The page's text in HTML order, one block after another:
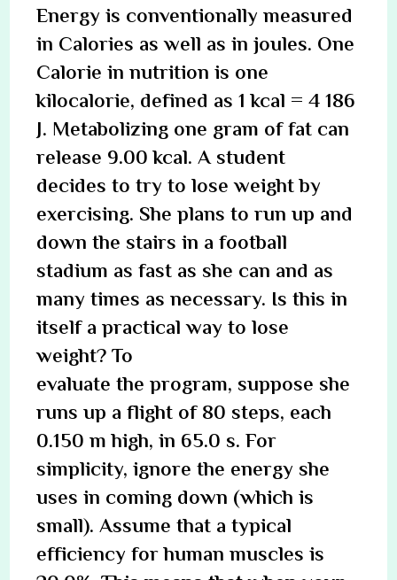
Energy is conventionally measured
in Calories as well as in joules. One
Calorie in nutrition is one
kilocalorie, defined as 1 kcal = 4 186
J. Metabolizing one gram of fat can
release 9.00 kcal. A student
decides to try to lose weight by
exercising. She plans to run up and
down the stairs in a football
stadium as fast as she can and as
many times as necessary. Is this in
itself a practical way to lose
weight? To
evaluate the program, suppose she
runs up a flight of 80 steps, each
0.150 m high, in 65.0 s. For
simplicity, ignore the energy she
uses in coming down (which is
small). Assume that a typical
efficiency for human muscles is